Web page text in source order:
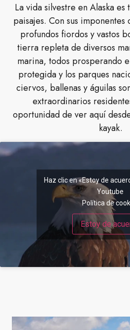
La vida silvestre en Alaska es
paisajes. Con sus imponentes
profundos fiordos y vastos
tierra repleta de diversos
marina, todos prosperando
protegida y los parques
ciervos, ballenas y águilas
extraordinarios
oportunidad de ver aquí
kayak.
Haz clic en «Estoy de
Youtube
Política de
Estoy de